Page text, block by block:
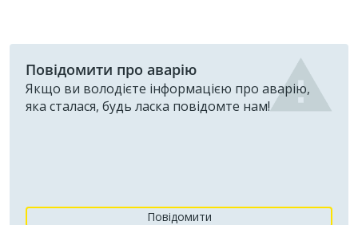
Повідомити про аварію
Якщо ви володієте інформацією про аварію,
яка сталася, будь ласка повідомте нам!
Повідомити